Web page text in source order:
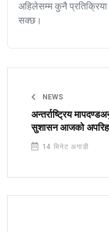
अहिलेसम्म कुनै प्रतिक्रिया
सक्छ।
NEWS
अन्तर्राष्ट्रिय
सुशासन आजको
14 मिनेट अगाडी